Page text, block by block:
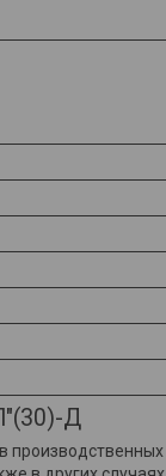
Д
производственных